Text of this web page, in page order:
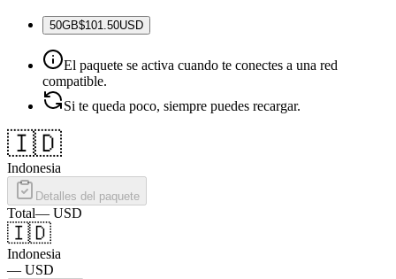
50GB$101.50USD
El paquete se activa cuando te conectes a una red
compatible.
Si te queda poco, siempre puedes recargar.
🇮🇩
Indonesia
Detalles del paquete
Total— USD
🇮🇩
Indonesia
— USD